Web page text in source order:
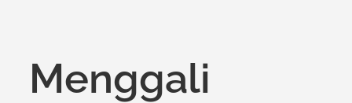
Menggali